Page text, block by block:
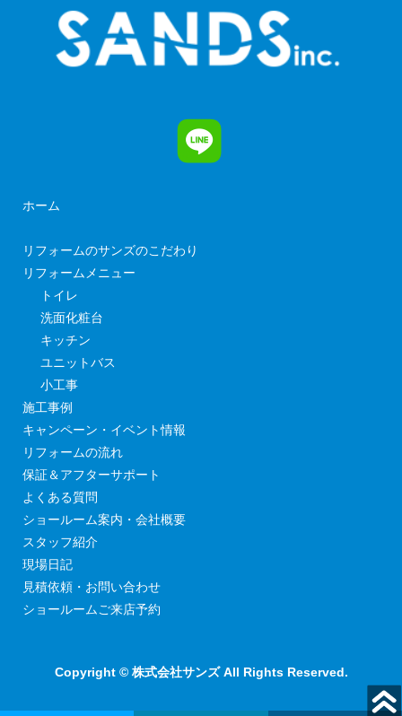
ホーム
リフォームのサンズのこだわり
リフォームメニュー
トイレ
洗面化粧台
キッチン
ユニットバス
小工事
施工事例
キャンペーン・イベント情報
リフォームの流れ
保証＆アフターサポート
よくある質問
ショールーム案内・会社概要
スタッフ紹介
現場日記
見積依頼・お問い合わせ
ショールームご来店予約
Copyright © 株式会社サンズ All Rights Reserved.